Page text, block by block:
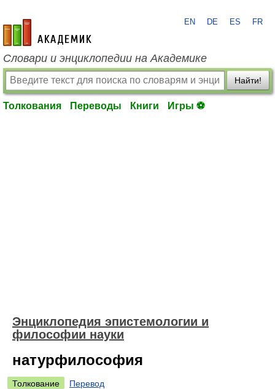
academic.ru
EN DE ES FR
Словари и энциклопедии на Академике
Найти!
Толкования Переводы Книги Игры ⚽
Энциклопедия эпистемологии и
философии науки
натурфилософия
Толкование
Перевод